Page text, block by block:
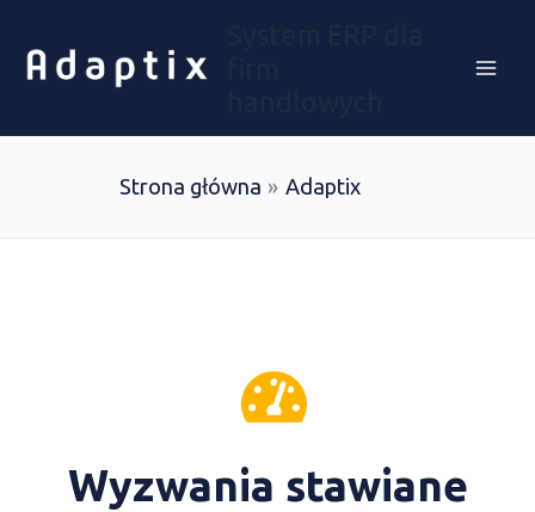
treści
Strona główna Adaptix
Wyzwania stawiane